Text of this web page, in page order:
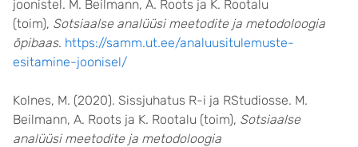
joonistel. M. Beilmann, A. Roots ja K. Rootalu
(toim), Sotsiaalse analüüsi meetodite ja metodoloogia
õpibaas. https://samm.ut.ee/analuusitulemuste-
esitamine-joonisel/
Kolnes, M. (2020). Sissjuhatus R-i ja RStudiosse. M.
Beilmann, A. Roots ja K. Rootalu (toim), Sotsiaalse
analüüsi meetodite ja metodoloogia